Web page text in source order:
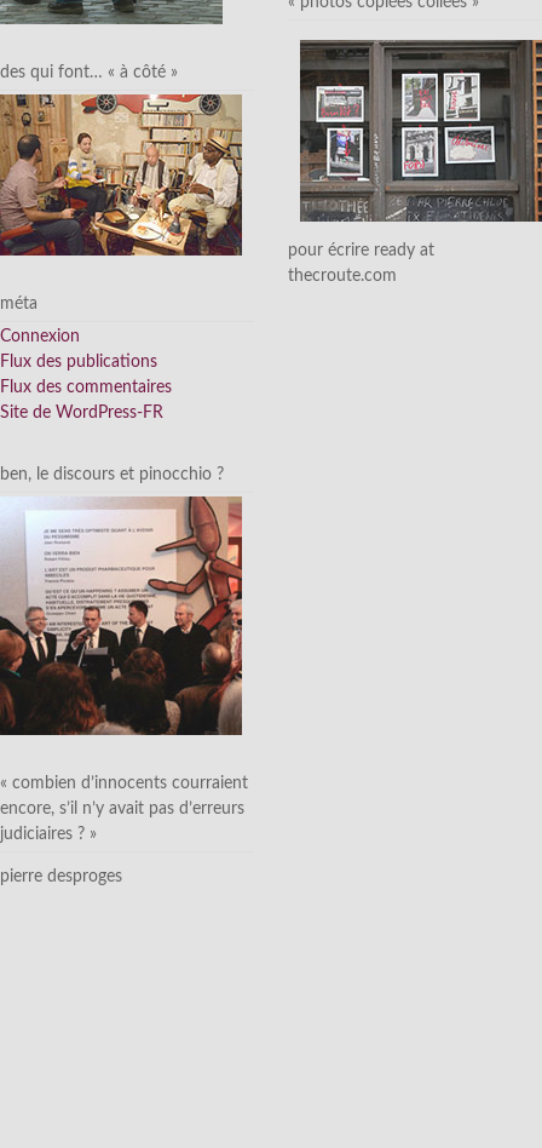
des qui font… « à côté »
méta
Connexion
Flux des publications
Flux des commentaires
Site de WordPress-FR
ben, le discours et pinocchio ?
« combien d’innocents courraient
encore, s’il n’y avait pas d’erreurs
judiciaires ? »
pierre desproges
pour écrire ready at
thecroute.com